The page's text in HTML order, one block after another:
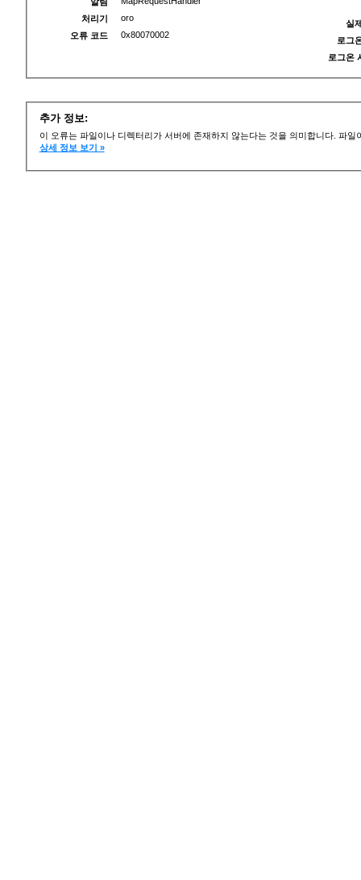
처리기
oro
오류 코드
0x80070002
실
로그
로그온
추가 정보:
이 오류는 파일이나 디렉터리가 서버에 존재하지 않는다는 것을 의미합니다. 파
상세 정보 보기 »